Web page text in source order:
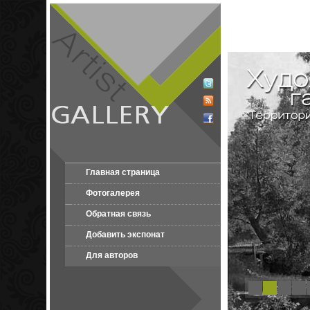
Главная страница
Фотогалерея
Обратная связь
Добавить экспонат
Для авторов